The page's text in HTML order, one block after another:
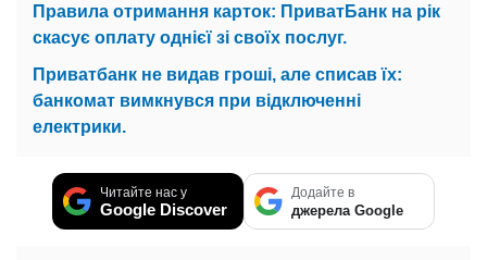
Правила отримання карток: ПриватБанк на рік
скасує оплату однієї зі своїх послуг.
Приватбанк не видав гроші, але списав їх:
банкомат вимкнувся при відключенні
електрики.
Читайте нас у
Google Discover
Додайте в
джерела Google